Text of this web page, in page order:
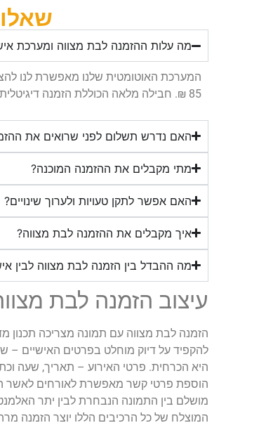
מה עלות ההזמנה לבת מצווה ומערכת
85 ₪. חבילה מלאה הכוללת הזמנה דיגיטלית, מערכת אישורי הגעה ו-100 הודעות SMS – 120 ₪.
האם נדרש תשלום לפני שרואים את
מתי מקבלים את ההזמנה המוכנה?
האם אפשר לתקן טעויות ולערוך שינויים?
איך מקבלים את ההזמנה לבת מצווה?
מה ההבדל בין הזמנה לבת מצווה לבין
עיצוב הזמנה לבת
הזמנה לבת מצווה עם תמונה מצריכה תכנון
להקפיד על דיוק מוחלט בפרטים האישיים –
היא הכרחית. פרטי האירוע – תאריך, שעה
הוספת פרטי קשר מאפשרת לאורחים לאשר
מושלם בין התמונה הנבחרת לבין יתר
המוצלח של כל הרכיבים הללו יוצר הזמנה